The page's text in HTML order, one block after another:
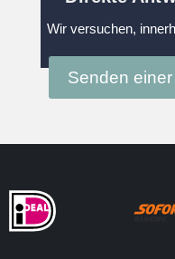
Wir versuchen,
Senden